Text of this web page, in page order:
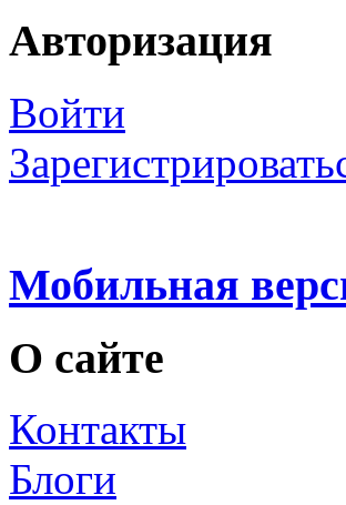
Авторизация
Войти
Мобильная
О сайте
Контакты
Блоги